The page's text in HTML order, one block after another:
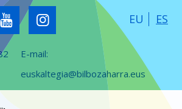
E-mail:
euskaltegia@bilbozaharra.eus
EU ES